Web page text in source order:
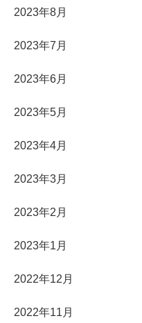
2023年8月
2023年7月
2023年6月
2023年5月
2023年4月
2023年3月
2023年2月
2023年1月
2022年12月
2022年11月